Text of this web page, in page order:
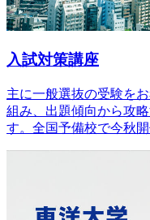
入試対策講座
主に一般選抜の受験を
組み、出題傾向から攻
す。全国予備校で今秋開